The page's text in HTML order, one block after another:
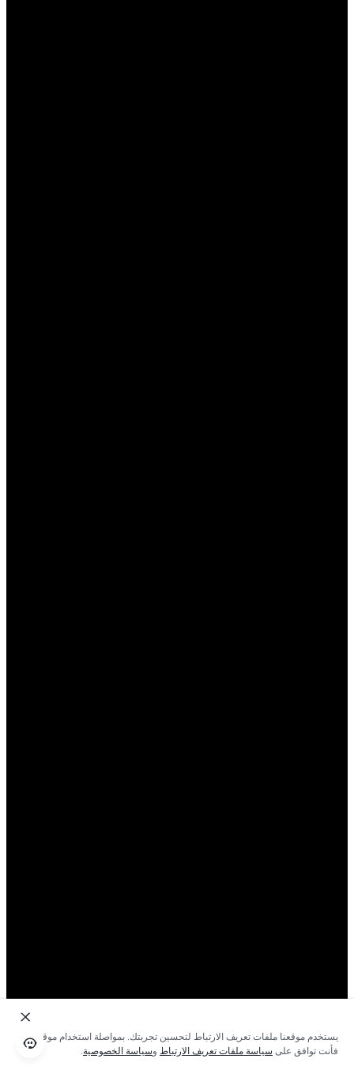
يستخدم موقعنا ملفات تعريف الارتباط لتحسين تجربتك. بمواصلة استخدام موقعنا؛
فأنت توافق على سياسة ملفات تعريف الارتباط وسياسة الخصوصية.